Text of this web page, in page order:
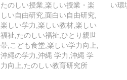
たのしい授業,楽しい授業・楽
しい自由研究,面白い自由研究,
楽しい学力,楽しい教材,楽しい
福祉,たのしい福祉,ひとり親世
帯,こども食堂,楽しい学力向上,
沖縄の学力,沖縄 学力,沖縄 学
力向上,たのしい教育研究所
い環